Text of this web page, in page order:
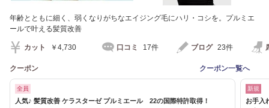
年齢とともに細く、弱くなりがちなエイジング毛にハリ・コシを。プルミエ
ールで叶える髪質改善
カット ￥4,730 口コミ 17件 ブログ 23件
クーポン クーポン一覧へ
全員
人気♪ 髪質改善 ケラスターゼ プルミエール 22の国際特許取得！
新規
お手入